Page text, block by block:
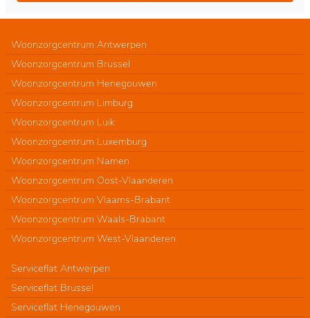
Woonzorgcentrum Antwerpen
Woonzorgcentrum Brussel
Woonzorgcentrum Henegouwen
Woonzorgcentrum Limburg
Woonzorgcentrum Luik
Woonzorgcentrum Luxemburg
Woonzorgcentrum Namen
Woonzorgcentrum Oost-Vlaanderen
Woonzorgcentrum Vlaams-Brabant
Woonzorgcentrum Waals-Brabant
Woonzorgcentrum West-Vlaanderen
Serviceflat Antwerpen
Serviceflat Brussel
Serviceflat Henegouwen